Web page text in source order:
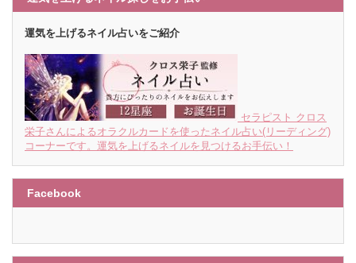
運気を上げるネイル占いをご紹介
セラピスト クロス
栄子さんによるオラクルカードを使ったネイル占い(リーディング)
コーナーです。運気を上げるネイルを見つけるお手伝い！
Facebook